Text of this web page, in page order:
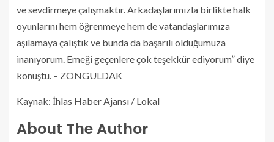
ve sevdirmeye çalışmaktır. Arkadaşlarımızla birlikte halk
oyunlarını hem öğrenmeye hem de vatandaşlarımıza
aşılamaya çalıştık ve bunda da başarılı olduğumuza
inanıyorum. Emeği geçenlere çok teşekkür ediyorum” diye
konuştu. – ZONGULDAK
Kaynak: İhlas Haber Ajansı / Lokal
About The Author